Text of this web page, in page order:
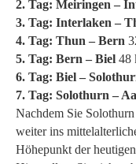
2. Tag: Meiringen –
3. Tag: Interlaken –
4. Tag: Thun – Bern
5. Tag: Bern – Biel 48
6. Tag: Biel –
7. Tag: Solothurn –
Nachdem Sie
weiter ins
Höhepunkt der